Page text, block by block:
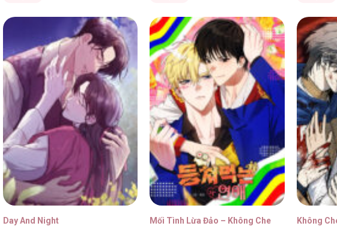
Day And Night Mối Tình Lừa Đảo – Không Che Không